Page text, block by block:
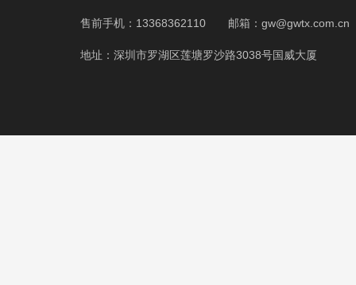
售前手机：13368362110 邮箱：gw@gwtx.com.cn
地址：深圳市罗湖区莲塘罗沙路3038号国威大厦